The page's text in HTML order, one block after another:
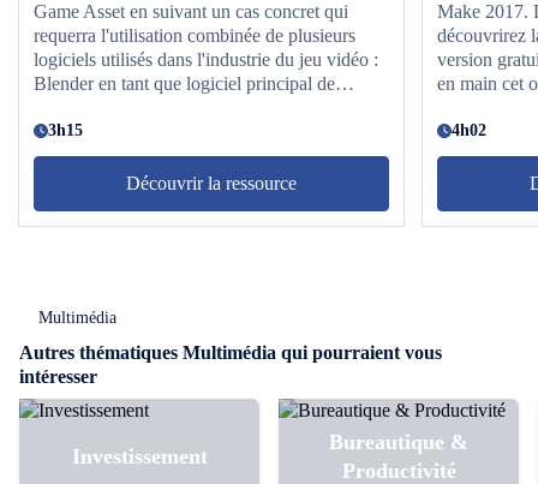
Game Asset en suivant un cas concret qui
requerra l'utilisation combinée de plusieurs
logiciels utilisés dans l'industrie du jeu vidéo :
Blender en tant que logiciel principal de
Zbrush pour sculpter tous les détails,
Substance Painter pour le texturing et enfin
Marmoset pour le rendu final.
3h15
Découvrir la ressource
Make 2017.
découvrirez
version
en main cet
4h02
Multimédia
Autres thématiques Multimédia qui pourraient vous
intéresser
Investissement
Bureautique &
Productivité